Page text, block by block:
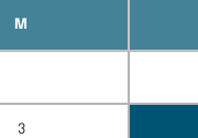
M
3